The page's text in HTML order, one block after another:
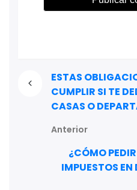
ESTAS
CUMPLIR SI TE
CASAS O
Anterior
¿CÓMO
IMPUESTOS